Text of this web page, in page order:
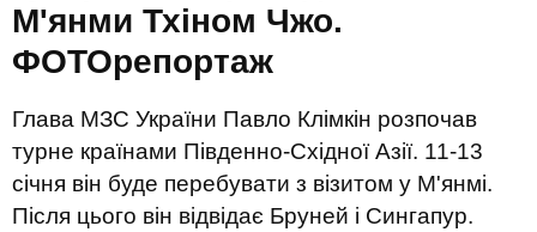
М'янми Тхіном Чжо.
ФОТОрепортаж
Глава МЗС України Павло Клімкін розпочав
турне країнами Південно-Східної Азії. 11-13
січня він буде перебувати з візитом у М'янмі.
Після цього він відвідає Бруней і Сингапур.